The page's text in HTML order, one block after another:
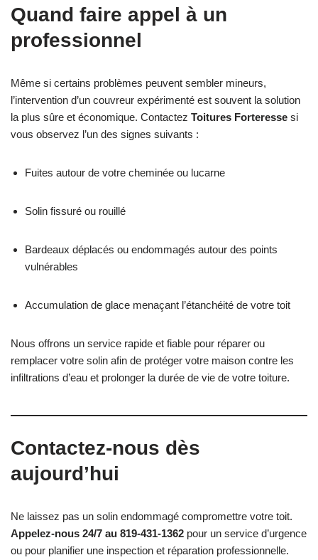
Quand faire appel à un
professionnel
Même si certains problèmes peuvent sembler mineurs,
l’intervention d’un couvreur expérimenté est souvent la solution
la plus sûre et économique. Contactez Toitures Forteresse si
vous observez l’un des signes suivants :
Fuites autour de votre cheminée ou lucarne
Solin fissuré ou rouillé
Bardeaux déplacés ou endommagés autour des points
vulnérables
Accumulation de glace menaçant l’étanchéité de votre toit
Nous offrons un service rapide et fiable pour réparer ou
remplacer votre solin afin de protéger votre maison contre les
infiltrations d’eau et prolonger la durée de vie de votre toiture.
Contactez-nous dès
aujourd’hui
Ne laissez pas un solin endommagé compromettre votre toit.
Appelez-nous 24/7 au 819-431-1362 pour un service d’urgence
ou pour planifier une inspection et réparation professionnelle.